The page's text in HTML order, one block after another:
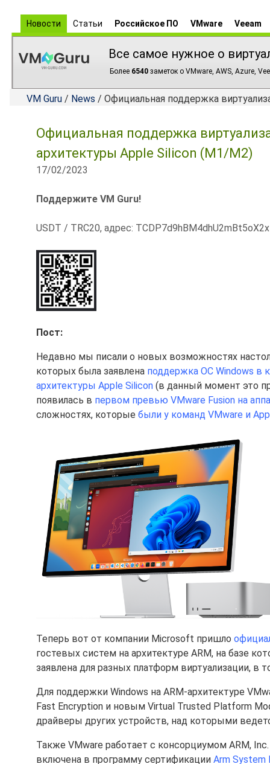
Новости Статьи Российское ПО VMware Veeam
Все самое нужное о
Более 6540 заметок о VMware, AWS, Azure,
VM Guru / News / Официальная поддержка
Официальная поддержка
архитектуры Apple Silicon (M1/M2)
17/02/2023
Поддержите VM Guru!
USDT / TRC20, адрес:
Пост:
Недавно мы писали о новых возможностях
которых была заявлена поддержка ОС Windows в
архитектуры Apple Silicon (в данный момент это
появилась в первом превью VMware Fusion на
сложностях, которые были у команд VMware и
Теперь вот от компании Microsoft пришло
гостевых систем на архитектуре ARM, на базе
заявлена для разных платформ виртуализации, в
Для поддержки Windows на ARM-архитектуре
Fast Encryption и новым Virtual Trusted Platform
драйверы других устройств, над которыми
Также VMware работает с консорциумом ARM,
включена в программу cертификации Arm System